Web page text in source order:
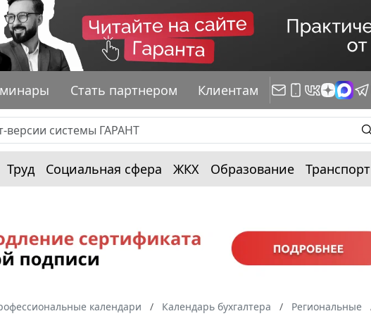
Стать партнером Клиентам
Труд Социальная сфера ЖКХ Образование Транспорт
календари Календарь бухгалтера Региональные